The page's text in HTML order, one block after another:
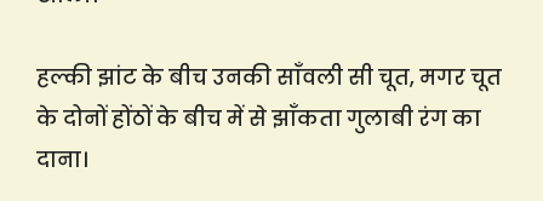
हल्की झांट के बीच उनकी साँवली सी चूत, मगर चूत
के दोनों होंठों के बीच में से झाँकता गुलाबी रंग का
दाना।